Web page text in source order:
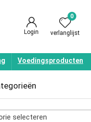
Login
0
verlanglijst
Voedingsproducten
selecteren